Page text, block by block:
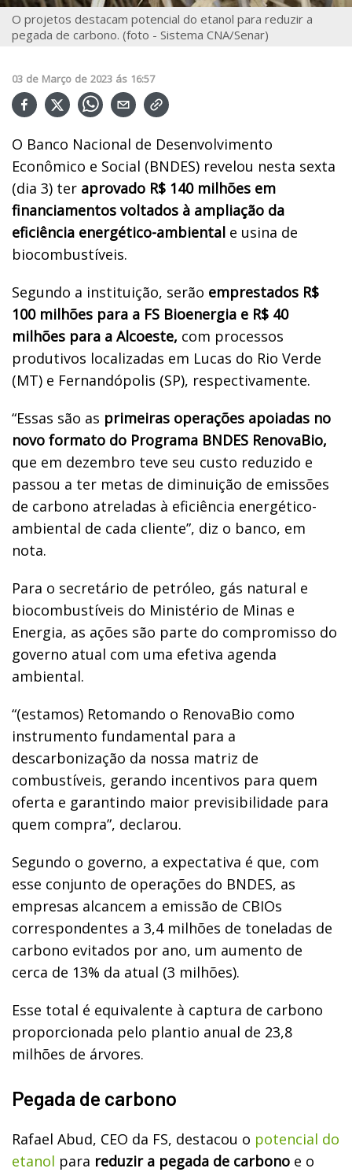
O projetos destacam potencial do etanol para reduzir a
pegada de carbono. (foto - Sistema CNA/Senar)
03 de Março de 2023 ás 16:57
O Banco Nacional de Desenvolvimento
Econômico e Social (BNDES) revelou nesta sexta
(dia 3) ter aprovado R$ 140 milhões em
financiamentos voltados à ampliação da
eficiência energético-ambiental e usina de
biocombustíveis.
Segundo a instituição, serão emprestados R$
100 milhões para a FS Bioenergia e R$ 40
milhões para a Alcoeste, com processos
produtivos localizadas em Lucas do Rio Verde
(MT) e Fernandópolis (SP), respectivamente.
“Essas são as primeiras operações apoiadas no
novo formato do Programa BNDES RenovaBio,
que em dezembro teve seu custo reduzido e
passou a ter metas de diminuição de emissões
de carbono atreladas à eficiência energético-
ambiental de cada cliente”, diz o banco, em
nota.
Para o secretário de petróleo, gás natural e
biocombustíveis do Ministério de Minas e
Energia, as ações são parte do compromisso do
governo atual com uma efetiva agenda
ambiental.
“(estamos) Retomando o RenovaBio como
instrumento fundamental para a
descarbonização da nossa matriz de
combustíveis, gerando incentivos para quem
oferta e garantindo maior previsibilidade para
quem compra”, declarou.
Segundo o governo, a expectativa é que, com
esse conjunto de operações do BNDES, as
empresas alcancem a emissão de CBIOs
correspondentes a 3,4 milhões de toneladas de
carbono evitados por ano, um aumento de
cerca de 13% da atual (3 milhões).
Esse total é equivalente à captura de carbono
proporcionada pelo plantio anual de 23,8
milhões de árvores.
Pegada de carbono
Rafael Abud, CEO da FS, destacou o potencial do
etanol para reduzir a pegada de carbono e o